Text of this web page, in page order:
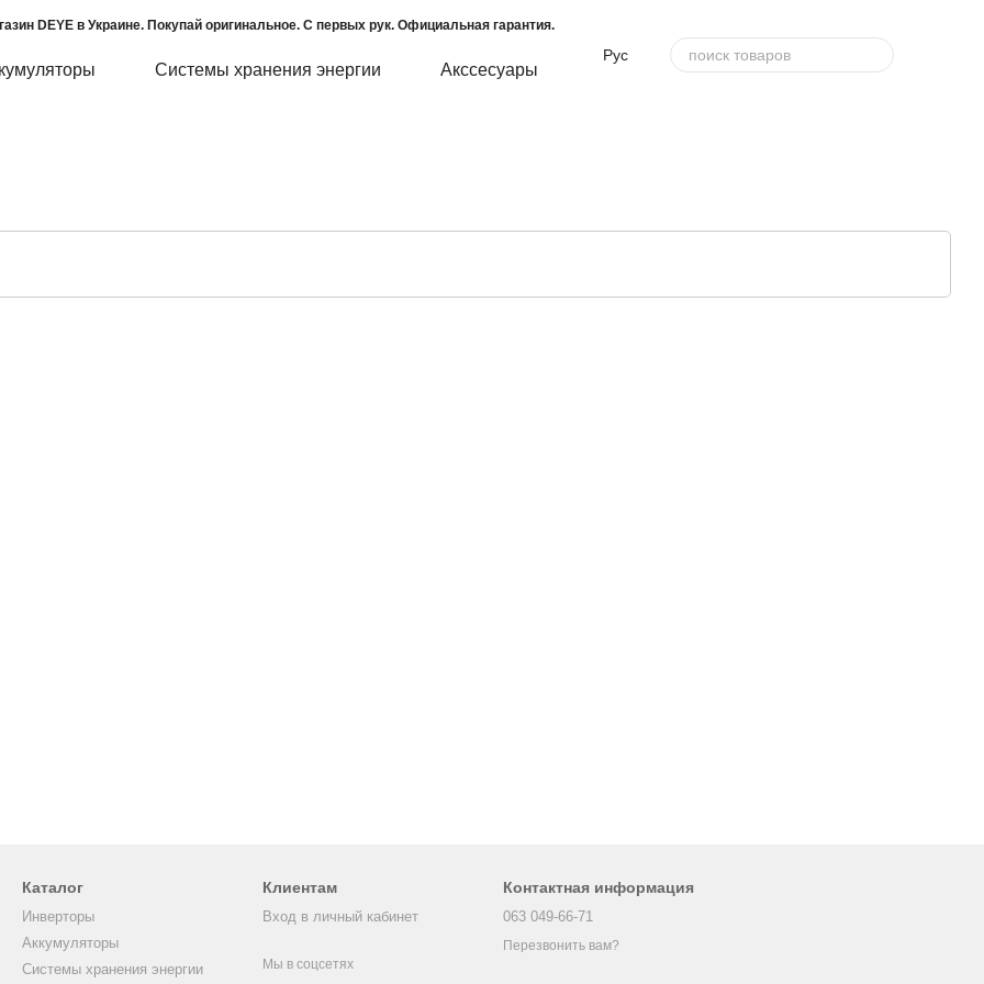
DEYE в Украине. Покупай оригинальное. С первых рук. Официальная гарантия.
Системы хранения энергии Акссесуары
Рус
Каталог
Инверторы
Аккумуляторы
Системы хранения энергии
Клиентам
Вход в личный кабинет
Мы в соцсетях
Контактная информация
063 049-66-71
Перезвонить вам?